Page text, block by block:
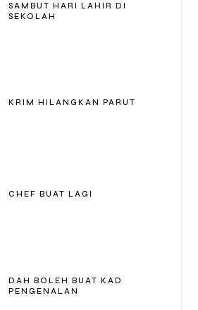
SAMBUT HARI LAHIR DI
SEKOLAH
KRIM HILANGKAN PARUT
CHEF BUAT LAGI
DAH BOLEH BUAT KAD
PENGENALAN